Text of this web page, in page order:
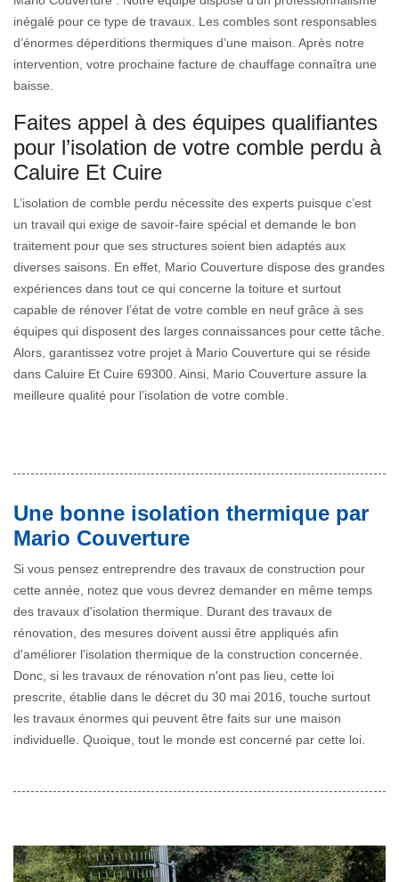
inégalé pour ce type de travaux. Les combles sont responsables
d’énormes déperditions thermiques d’une maison. Après notre
intervention, votre prochaine facture de chauffage connaîtra une
baisse.
Faites appel à des équipes qualifiantes
pour l’isolation de votre comble perdu à
Caluire Et Cuire
L’isolation de comble perdu nécessite des experts puisque c’est
un travail qui exige de savoir-faire spécial et demande le bon
traitement pour que ses structures soient bien adaptés aux
diverses saisons. En effet, Mario Couverture dispose des grandes
expériences dans tout ce qui concerne la toiture et surtout
capable de rénover l’état de votre comble en neuf grâce à ses
équipes qui disposent des larges connaissances pour cette tâche.
Alors, garantissez votre projet à Mario Couverture qui se réside
dans Caluire Et Cuire 69300. Ainsi, Mario Couverture assure la
meilleure qualité pour l’isolation de votre comble.
Une bonne isolation thermique par
Mario Couverture
Si vous pensez entreprendre des travaux de construction pour
cette année, notez que vous devrez demander en même temps
des travaux d'isolation thermique. Durant des travaux de
rénovation, des mesures doivent aussi être appliqués afin
d'améliorer l'isolation thermique de la construction concernée.
Donc, si les travaux de rénovation n'ont pas lieu, cette loi
prescrite, établie dans le décret du 30 mai 2016, touche surtout
les travaux énormes qui peuvent être faits sur une maison
individuelle. Quoique, tout le monde est concerné par cette loi.